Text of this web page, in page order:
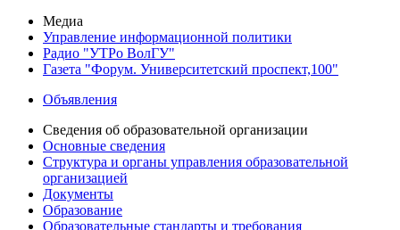
Медиа
Управление информационной политики
Радио "УТРо ВолГУ"
Газета "Форум. Университетский проспект,100"
Объявления
Сведения об образовательной организации
Основные сведения
Структура и органы управления образовательной
организацией
Документы
Образование
Образовательные стандарты и требования